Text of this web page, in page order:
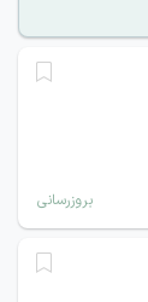
بروزرسانی